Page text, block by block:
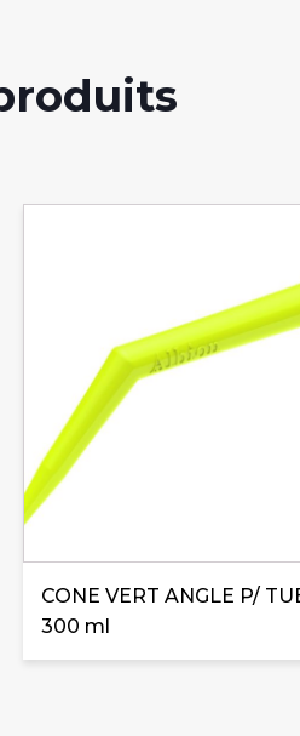
CONE VERT ANGLE P/
300 ml